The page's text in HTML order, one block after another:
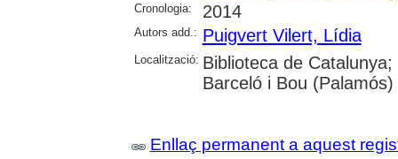
Cronologia: 2014
Autors add.: Puigvert Vilert, Lídia
Localització: Biblioteca de
Barceló i Bou (Palamós)
Enllaç permanent a aquest